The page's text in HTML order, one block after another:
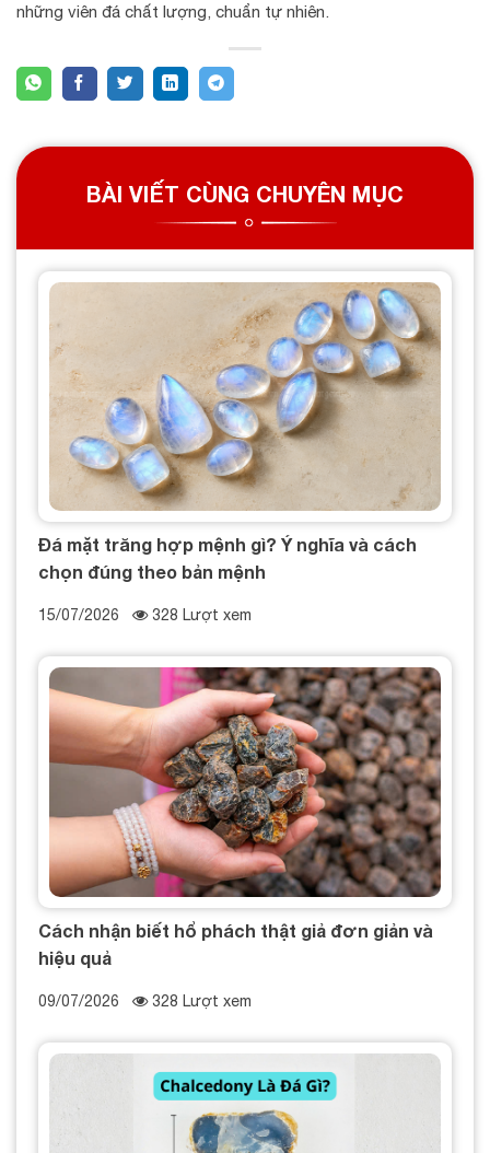
những viên đá chất lượng, chuẩn tự nhiên.
BÀI VIẾT CÙNG CHUYÊN MỤC
Đá mặt trăng hợp mệnh gì? Ý nghĩa và cách
chọn đúng theo bản mệnh
15/07/2026 328 Lượt xem
Cách nhận biết hổ phách thật giả đơn giản và
hiệu quả
09/07/2026 328 Lượt xem